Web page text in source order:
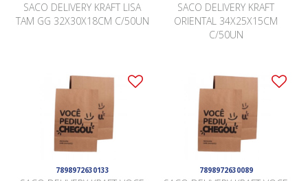
SACO DELIVERY KRAFT LISA
TAM GG 32X30X18CM C/50UN
SACO DELIVERY KRAFT
ORIENTAL 34X25X15CM
C/50UN
7898972630133 7898972630089